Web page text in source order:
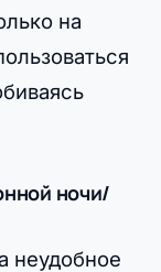
на
ночи/
неудобное